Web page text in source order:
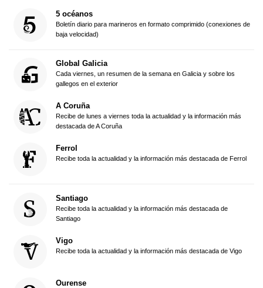
5 océanos
Boletín diario para marineros en formato comprimido (conexiones de
baja velocidad)
Global Galicia
Cada viernes, un resumen de la semana en Galicia y sobre los
gallegos en el exterior
A Coruña
Recibe de lunes a viernes toda la actualidad y la información más
destacada de A Coruña
Ferrol
Recibe toda la actualidad y la información más destacada de Ferrol
Santiago
Recibe toda la actualidad y la información más destacada de
Santiago
Vigo
Recibe toda la actualidad y la información más destacada de Vigo
Ourense